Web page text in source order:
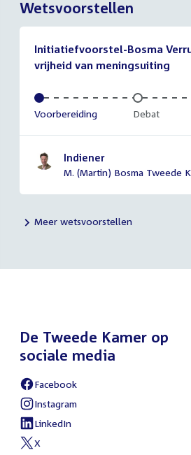
Wetsvoorstellen
Initiatiefvoorstel-Bosma
vrijheid van meningsuiting
Voltooid:
Voorbereiding Onvoltooid:
Debat
Indiener
M. (Martin) Bosma Tweede
Meer wetsvoorstellen
De Tweede Kamer op
sociale media
External
link:
Facebook
External
link:
Instagram
External
link:
LinkedIn
External
X